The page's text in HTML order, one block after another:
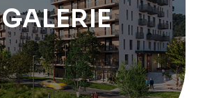
GALERIE